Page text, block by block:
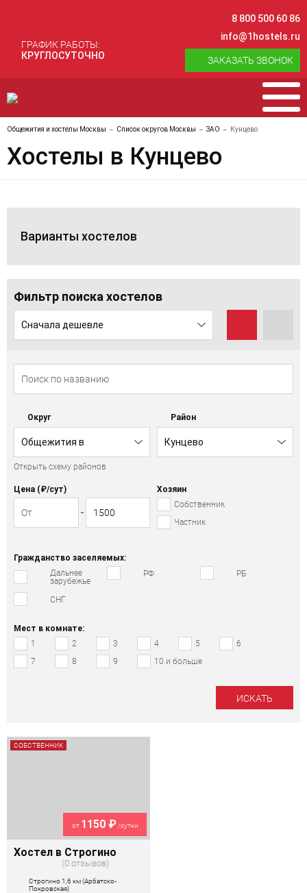
ГРАФИК РАБОТЫ:
КРУГЛОСУТОЧНО
8 800 500 60 86
info@1hostels.ru
ЗАКАЗАТЬ ЗВОНОК
Общежития и хостелы Москвы Список округов Москвы ЗАО Кунцево
Хостелы в Кунцево
Варианты хостелов
Фильтр поиска хостелов
Сначала дешевле
Округ
Общежития в
Западном АО
Открыть схему районов
Район
Кунцево
Цена (₽/cут)
Хозяин
Собственник
Частник
Гражданство заселяемых:
Дальнее
зарубежье
РФ РБ
СНГ
Мест в комнате:
1
2 3 4 5
6
7
8 9 10 и больше
от 1150 ₽/сутки
Хостел в Строгино
0 отзывов
Строгино 1,6 км (Арбатско-
Покровская)
СОБСТВЕННИК